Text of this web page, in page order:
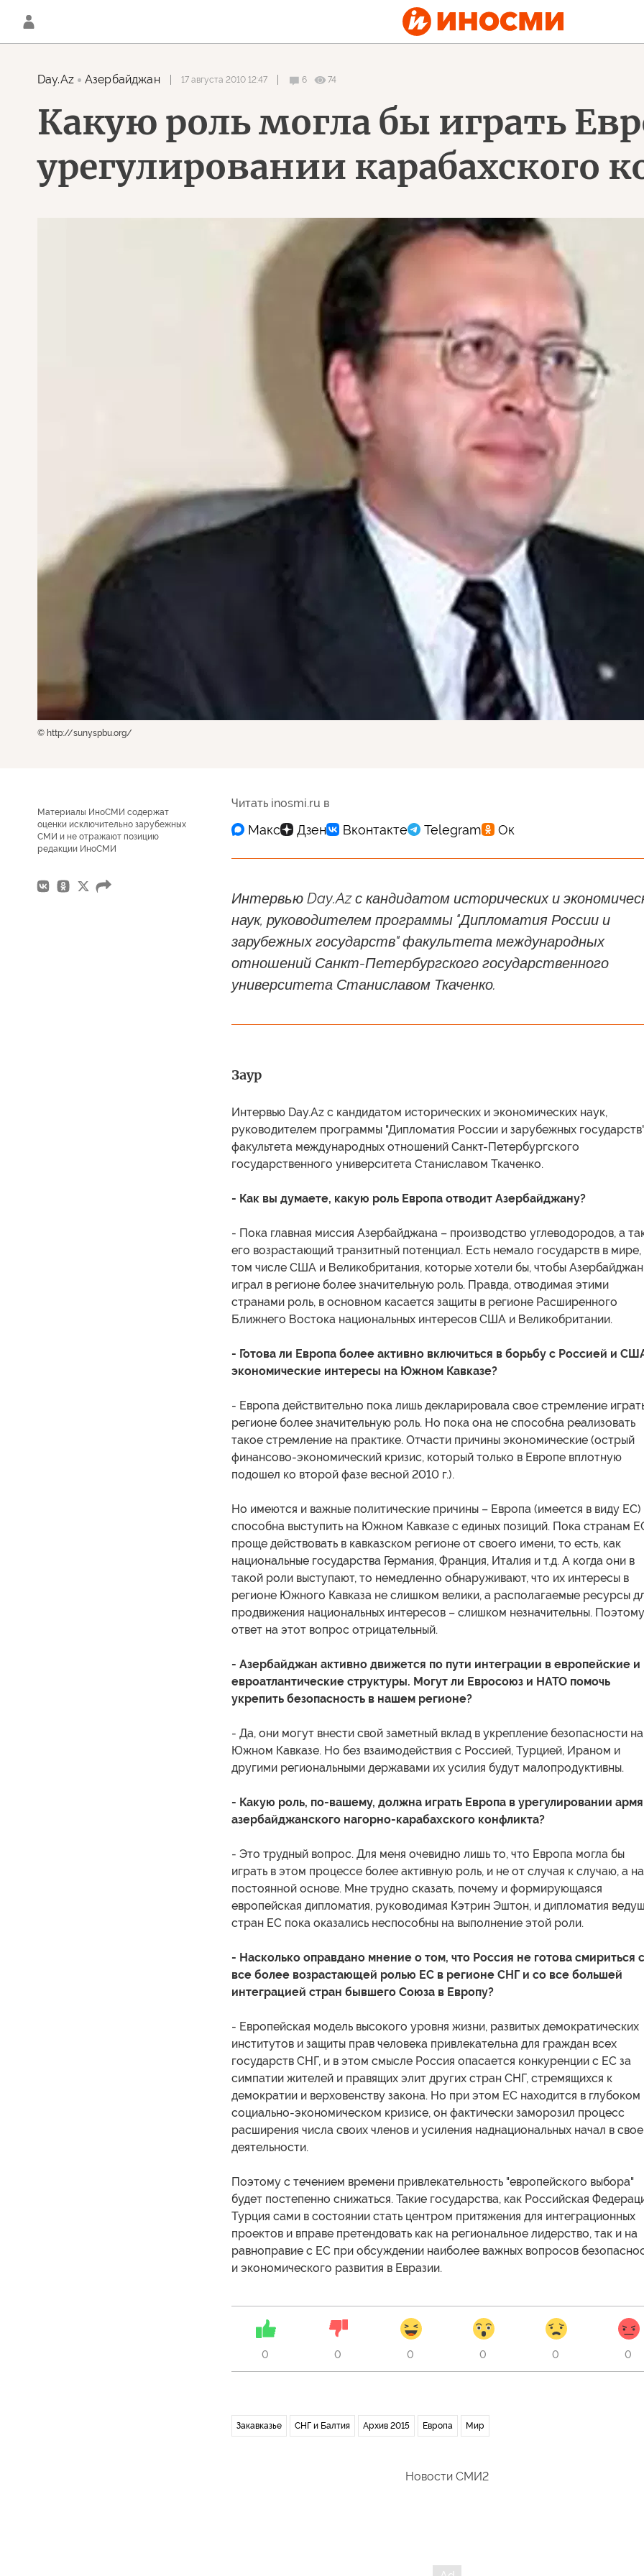
Day.Az Азербайджан 17 августа 2010 12:47 6 74
Какую роль могла бы играть
урегулировании карабахского
© http://sunyspbu.org/
Материалы ИноСМИ содержат
оценки исключительно зарубежных
СМИ и не отражают позицию
редакции ИноСМИ
Читать inosmi.ru в
Интервью Day.Az с кандидатом исторических и
наук, руководителем программы "Дипломатия России и
зарубежных государств" факультета международных
отношений Санкт-Петербургского государственного
университета Станиславом Ткаченко.
Заур
Интервью Day.Az с кандидатом исторических и экономических наук,
руководителем программы "Дипломатия России и зарубежных государств"
факультета международных отношений Санкт-Петербургского
государственного университета Станиславом Ткаченко.
- Как вы думаете, какую роль Европа отводит Азербайджану?
- Пока главная миссия Азербайджана – производство углеводородов, а
его возрастающий транзитный потенциал. Есть немало государств в мире,
том числе США и Великобритания, которые хотели бы, чтобы Азербайджан
играл в регионе более значительную роль. Правда, отводимая этими
странами роль, в основном касается защиты в регионе Расширенного
Ближнего Востока национальных интересов США и Великобритании.
- Готова ли Европа более активно включиться в борьбу с Россией и
экономические интересы на Южном Кавказе?
- Европа действительно пока лишь декларировала свое стремление
регионе более значительную роль. Но пока она не способна реализовать
такое стремление на практике. Отчасти причины экономические (острый
финансово-экономический кризис, который только в Европе вплотную
подошел ко второй фазе весной 2010 г.).
Но имеются и важные политические причины – Европа (имеется в виду ЕС)
способна выступить на Южном Кавказе с единых позиций. Пока странам
проще действовать в кавказском регионе от своего имени, то есть, как
национальные государства Германия, Франция, Италия и т.д. А когда они в
такой роли выступают, то немедленно обнаруживают, что их интересы в
регионе Южного Кавказа не слишком велики, а располагаемые ресурсы
продвижения национальных интересов – слишком незначительны. Поэтому
ответ на этот вопрос отрицательный.
- Азербайджан активно движется по пути интеграции в европейские и
евроатлантические структуры. Могут ли Евросоюз и НАТО помочь
укрепить безопасность в нашем регионе?
- Да, они могут внести свой заметный вклад в укрепление безопасности на
Южном Кавказе. Но без взаимодействия с Россией, Турцией, Ираном и
другими региональными державами их усилия будут малопродуктивны.
- Какую роль, по-вашему, должна играть Европа в урегулировании
азербайджанского нагорно-карабахского конфликта?
- Это трудный вопрос. Для меня очевидно лишь то, что Европа могла бы
играть в этом процессе более активную роль, и не от случая к случаю, а на
постоянной основе. Мне трудно сказать, почему и формирующаяся
европейская дипломатия, руководимая Кэтрин Эштон, и дипломатия
стран ЕС пока оказались неспособны на выполнение этой роли.
- Насколько оправдано мнение о том, что Россия не готова смириться
все более возрастающей ролью ЕС в регионе СНГ и со все большей
интеграцией стран бывшего Союза в Европу?
- Европейская модель высокого уровня жизни, развитых демократических
институтов и защиты прав человека привлекательна для граждан всех
государств СНГ, и в этом смысле Россия опасается конкуренции с ЕС за
симпатии жителей и правящих элит других стран СНГ, стремящихся к
демократии и верховенству закона. Но при этом ЕС находится в глубоком
социально-экономическом кризисе, он фактически заморозил процесс
расширения числа своих членов и усиления наднациональных начал в
деятельности.
Поэтому с течением времени привлекательность "европейского выбора"
будет постепенно снижаться. Такие государства, как Российская
Турция сами в состоянии стать центром притяжения для интеграционных
проектов и вправе претендовать как на региональное лидерство, так и на
равноправие с ЕС при обсуждении наиболее важных вопросов
и экономического развития в Евразии.
0 0 0 0 0 0
Закавказье СНГ и Балтия Архив 2015 Европа Мир
Новости СМИ2